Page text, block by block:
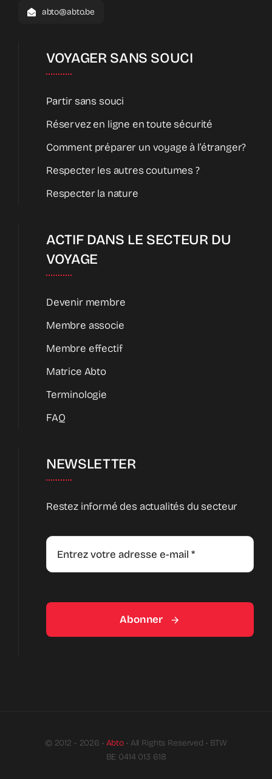
abto@abto.be
VOYAGER SANS SOUCI
Partir sans souci
Réservez en ligne en toute sécurité
Comment préparer un voyage à l’étranger?
Respecter les autres coutumes ?
Respecter la nature
ACTIF DANS LE SECTEUR DU
VOYAGE
Devenir membre
Membre associe
Membre effectif
Matrice Abto
Terminologie
FAQ
NEWSLETTER
Restez informé des actualités du secteur
Abonner
© 2012 - 2026 • Abto • All Rights Reserved • BTW
BE 0414 013 618